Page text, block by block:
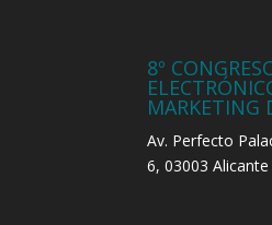
8º
MARKETING
Av. Perfecto
6, 03003 Alicante